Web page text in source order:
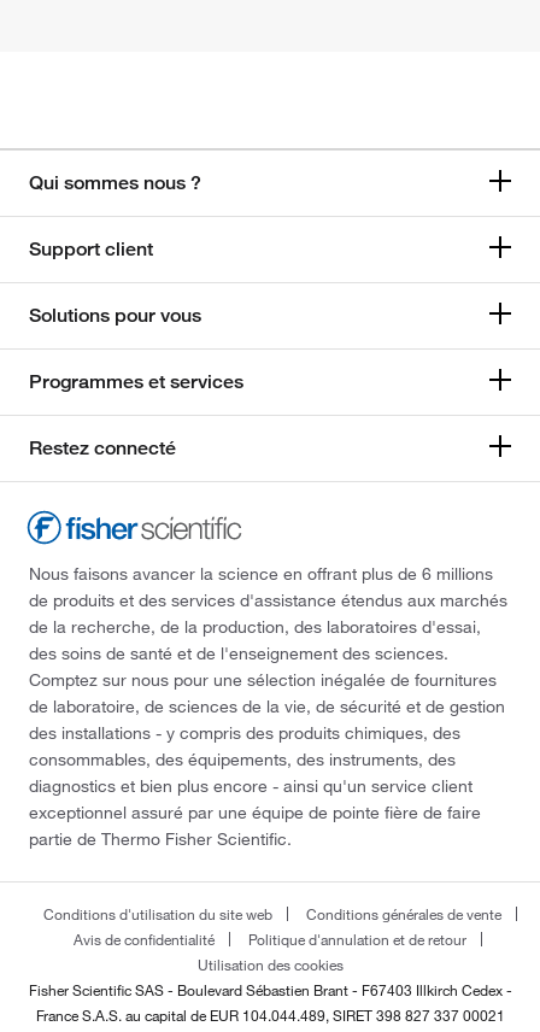
Qui sommes nous ?
Support client
Solutions pour vous
Programmes et services
Restez connecté
Nous faisons avancer la science en offrant plus de 6 millions
de produits et des services d'assistance étendus aux marchés
de la recherche, de la production, des laboratoires d'essai,
des soins de santé et de l'enseignement des sciences.
Comptez sur nous pour une sélection inégalée de fournitures
de laboratoire, de sciences de la vie, de sécurité et de gestion
des installations - y compris des produits chimiques, des
consommables, des équipements, des instruments, des
diagnostics et bien plus encore - ainsi qu'un service client
exceptionnel assuré par une équipe de pointe fière de faire
partie de Thermo Fisher Scientific.
Conditions d'utilisation du site web
Conditions générales de vente
Avis de confidentialité
Politique d'annulation et de retour
Utilisation des cookies
Fisher Scientific SAS - Boulevard Sébastien Brant - F67403 Illkirch Cedex -
FranceS.A.S. au capital de EUR 104.044.489, SIRET 398 827 337 00021